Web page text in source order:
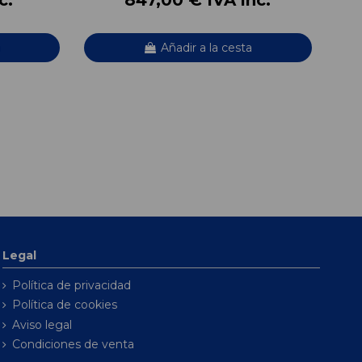
Añadir a la cesta
Legal
Política de privacidad
Política de cookies
Aviso legal
Condiciones de venta